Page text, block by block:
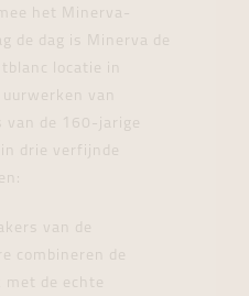
het Minerva-
de dag is Minerva de
locatie in
van
van de 160-jarige
drie verfijnde
van de
combineren de
de echte